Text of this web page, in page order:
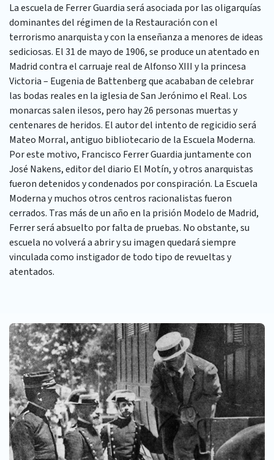
La escuela de Ferrer Guardia será asociada por las oligarquías
dominantes del régimen de la Restauración con el
terrorismo anarquista y con la enseñanza a menores de ideas
sediciosas. El 31 de mayo de 1906, se produce un atentado en
Madrid contra el carruaje real de Alfonso XIII y la princesa
Victoria – Eugenia de Battenberg que acababan de celebrar
las bodas reales en la iglesia de San Jerónimo el Real. Los
monarcas salen ilesos, pero hay 26 personas muertas y
centenares de heridos. El autor del intento de regicidio será
Mateo Morral, antiguo bibliotecario de la Escuela Moderna.
Por este motivo, Francisco Ferrer Guardia juntamente con
José Nakens, editor del diario El Motín, y otros anarquistas
fueron detenidos y condenados por conspiración. La Escuela
Moderna y muchos otros centros racionalistas fueron
cerrados. Tras más de un año en la prisión Modelo de Madrid,
Ferrer será absuelto por falta de pruebas. No obstante, su
escuela no volverá a abrir y su imagen quedará siempre
vinculada como instigador de todo tipo de revueltas y
atentados.